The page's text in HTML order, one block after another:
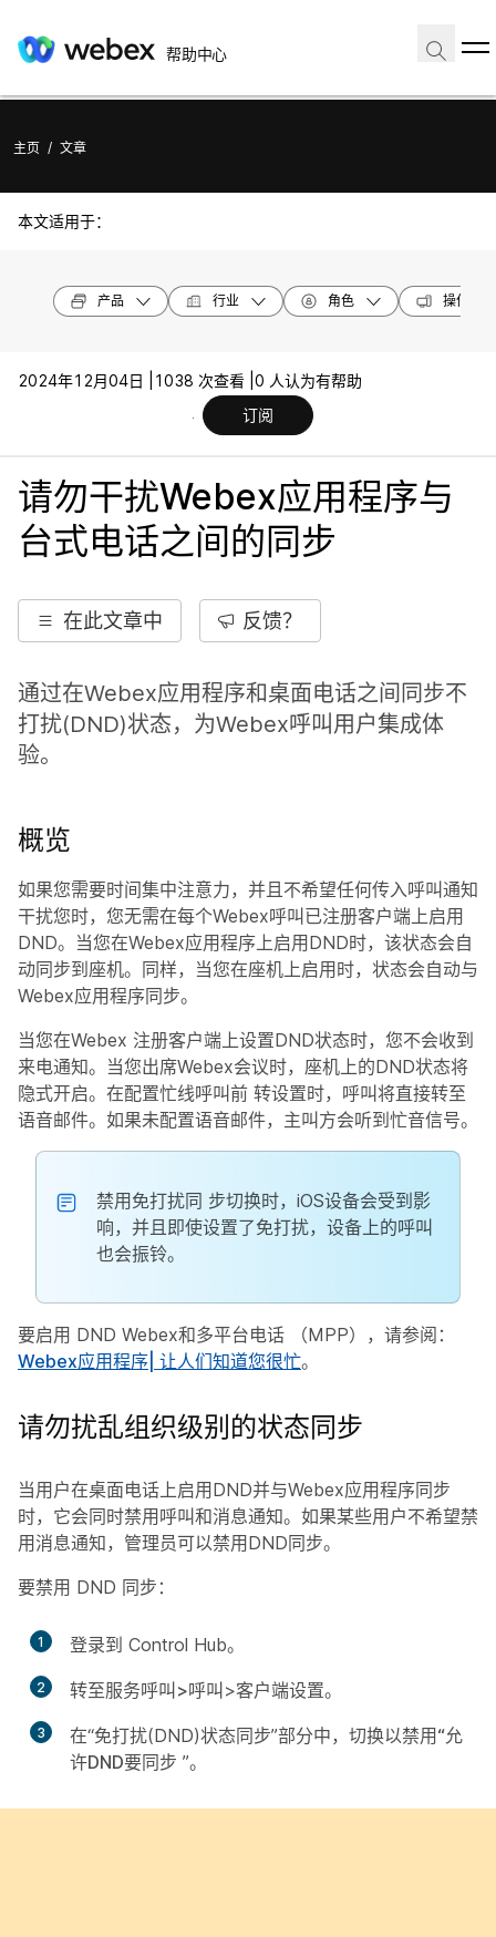
帮助中心
主页 / 文章
本文适用于：
产品 行业 角色 操作系统
2024年12月04日 | 1038 次查看 | 0 人认为有帮助
订阅
请勿干扰Webex应用程序与
台式电话之间的同步
在此文章中 反馈？
通过在Webex应用程序和桌面电话之间同步不
打扰(DND)状态，为Webex呼叫用户集成体
验。
概览
如果您需要时间集中注意力，并且不希望任何传入呼叫通知
干扰您时，您无需在每个Webex呼叫已注册客户端上启用
DND。当您在Webex应用程序上启用DND时，该状态会自
动同步到座机。同样，当您在座机上启用时，状态会自动与
Webex应用程序同步。
当您在Webex 注册客户端上设置DND状态时，您不会收到
来电通知。当您出席Webex会议时，座机上的DND状态将
隐式开启。在配置忙线呼叫前 转设置时，呼叫将直接转至
语音邮件。如果未配置语音邮件，主叫方会听到忙音信号。
禁用 免打扰同 步切换时，iOS设备会受到影
响，并且即使设置了免打扰，设备上的呼叫
也会振铃。
要启用 DND Webex和多平台电话 （MPP），请参阅：
Webex应用程序| 让人们知道您很忙。
请勿扰乱组织级别的状态同步
当用户在桌面电话上启用DND并与Webex应用程序同步
时，它会同时禁用呼叫和消息通知。如果某些用户不希望禁
用消息通知，管理员可以禁用DND同步。
要禁用 DND 同步：
1 登录到 Control Hub。
2 转至服务呼叫 >呼叫 >客户端设置。
3 在“免打扰(DND)状态同步”部分中，切换以禁用 “允
许DND要同步 ”。